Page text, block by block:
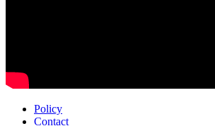
Policy
Contact